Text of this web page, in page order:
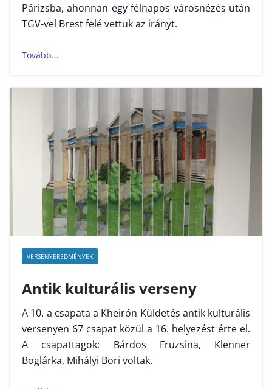
Párizsba, ahonnan egy félnapos városnézés után
TGV-vel Brest felé vettük az irányt.
VERSENYEREDMÉNYEK
Antik kulturális verseny
A 10. a csapata a Kheirón Küldetés antik kulturális
versenyen 67 csapat közül a 16. helyezést érte el.
A csapattagok: Bárdos Fruzsina, Klenner
Boglárka, Mihályi Bori voltak.